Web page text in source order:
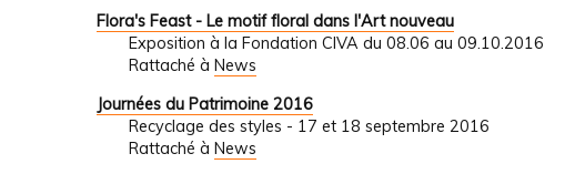
Flora's Feast - Le motif floral dans l'Art nouveau
Exposition à la Fondation CIVA du 08.06 au 09.10.2016
Rattaché à News
Journées du Patrimoine 2016
Recyclage des styles - 17 et 18 septembre 2016
Rattaché à News